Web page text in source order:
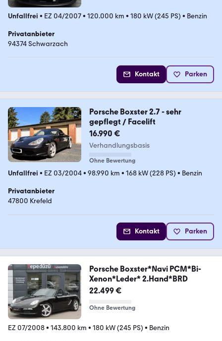
Unfallfrei • EZ 04/2007• 120.000 km • 180 kW (245 PS) • Benzin
Privatanbieter
94374 Schwarzach
Kontakt Parken
Porsche Boxster 2.7 - sehr
gepflegt / Facelift
16.990 €
Verhandlungsbasis
Ohne Bewertung
Unfallfrei • EZ 03/2004• 98.990 km • 168 kW (228 PS) • Benzin
Privatanbieter
47800 Krefeld
Kontakt Parken
Porsche Boxster*Navi PCM*Bi-
Xenon*Leder* 2.Hand*BRD
22.499 €
Ohne Bewertung
EZ 07/2008• 143.800 km • 180 kW (245 PS) • Benzin